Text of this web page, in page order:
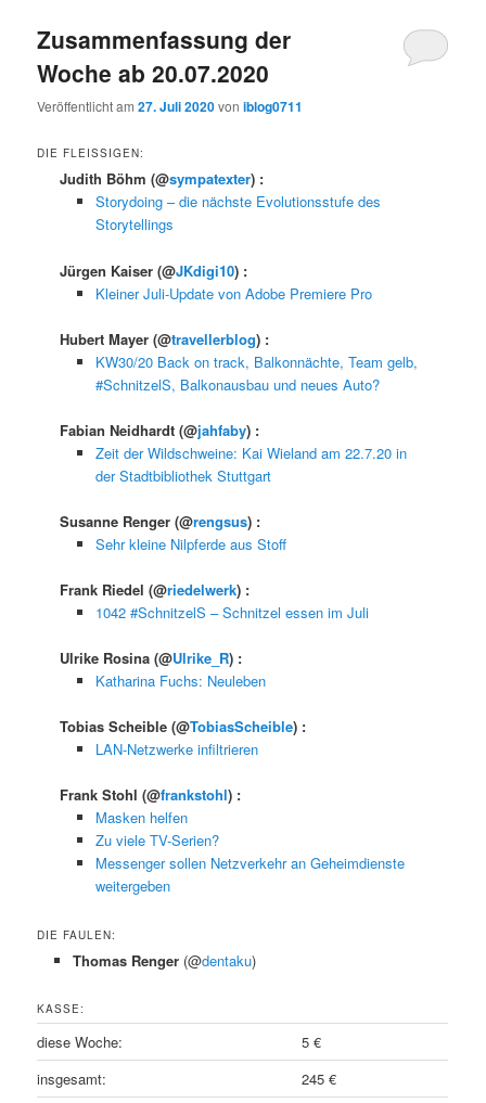
Zusammenfassung der
Woche ab 20.07.2020
Veröffentlicht am27. Juli 2020voniblog0711
DIE FLEISSIGEN:
Judith Böhm(@sympatexter) :
Storydoing – die nächste Evolutionsstufe des
Storytellings
Jürgen Kaiser(@JKdigi10) :
Kleiner Juli-Update von Adobe Premiere Pro
Hubert Mayer(@travellerblog) :
KW30/20 Back on track, Balkonnächte, Team gelb,
#SchnitzelS, Balkonausbau und neues Auto?
Fabian Neidhardt(@jahfaby) :
Zeit der Wildschweine: Kai Wieland am 22.7.20 in
der Stadtbibliothek Stuttgart
Susanne Renger(@rengsus) :
Sehr kleine Nilpferde aus Stoff
Frank Riedel(@riedelwerk) :
1042 #SchnitzelS – Schnitzel essen im Juli
Ulrike Rosina(@Ulrike_R) :
Katharina Fuchs: Neuleben
Tobias Scheible(@TobiasScheible) :
LAN-Netzwerke infiltrieren
Frank Stohl(@frankstohl) :
Masken helfen
Zu viele TV-Serien?
Messenger sollen Netzverkehr an Geheimdienste
weitergeben
DIE FAULEN:
Thomas Renger (@dentaku)
KASSE:
diese Woche:
5 €
insgesamt:
245 €